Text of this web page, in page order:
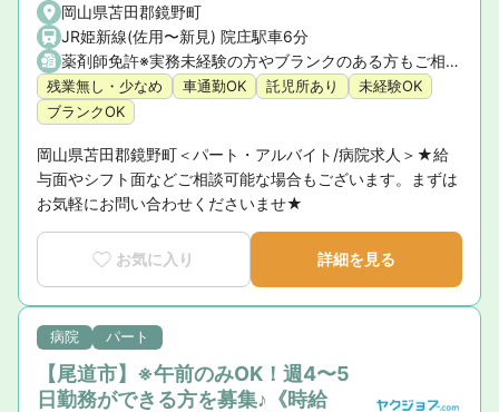
岡山県苫田郡鏡野町
JR姫新線(佐用〜新見) 院庄駅車6分
薬剤師免許※実務未経験の方やブランクのある方もご相談ください。
残業無し・少なめ 車通勤OK 託児所あり
未経験OK
ブランクOK
岡山県苫田郡鏡野町＜パート・アルバイト/病院求人＞★給
与面やシフト面などご相談可能な場合もございます。まずは
お気軽にお問い合わせくださいませ★
お気に入り 詳細を見る
病院 パート
【尾道市】※午前のみOK！週4〜5
日勤務ができる方を募集♪《時給